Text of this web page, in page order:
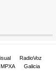
RadioVoz
MPXA
Galicia